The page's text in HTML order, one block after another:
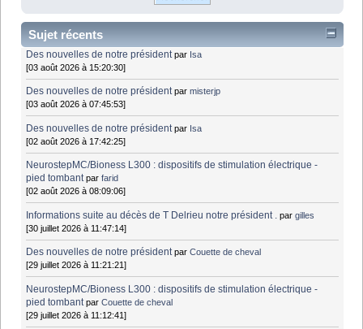
Sujet récents
Des nouvelles de notre président par Isa
[03 août 2026 à 15:20:30]
Des nouvelles de notre président parmisterjp
[03 août 2026 à 07:45:53]
Des nouvelles de notre président par Isa
[02 août 2026 à 17:42:25]
NeurostepMC/Bioness L300 : dispositifs de stimulation électrique -
pied tombant parfarid
[02 août 2026 à 08:09:06]
Informations suite au décès de T Delrieu notre président . pargilles
[30 juillet 2026 à 11:47:14]
Des nouvelles de notre président parCouette de cheval
[29 juillet 2026 à 11:21:21]
NeurostepMC/Bioness L300 : dispositifs de stimulation électrique -
pied tombant parCouette de cheval
[29 juillet 2026 à 11:12:41]